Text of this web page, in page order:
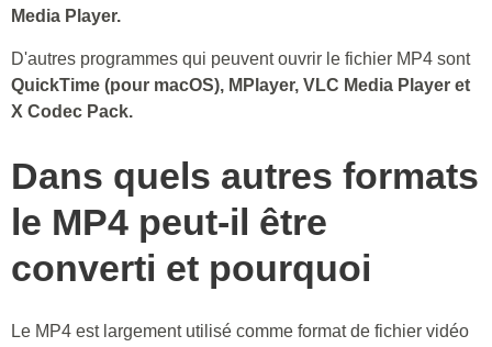
Media Player.
D'autres programmes qui peuvent ouvrir le fichier MP4 sont
QuickTime (pour macOS), MPlayer, VLC Media Player et
X Codec Pack.
Dans quels autres formats
le MP4 peut-il être
converti et pourquoi
Le MP4 est largement utilisé comme format de fichier vidéo